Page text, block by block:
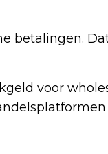
betalingen.
voor